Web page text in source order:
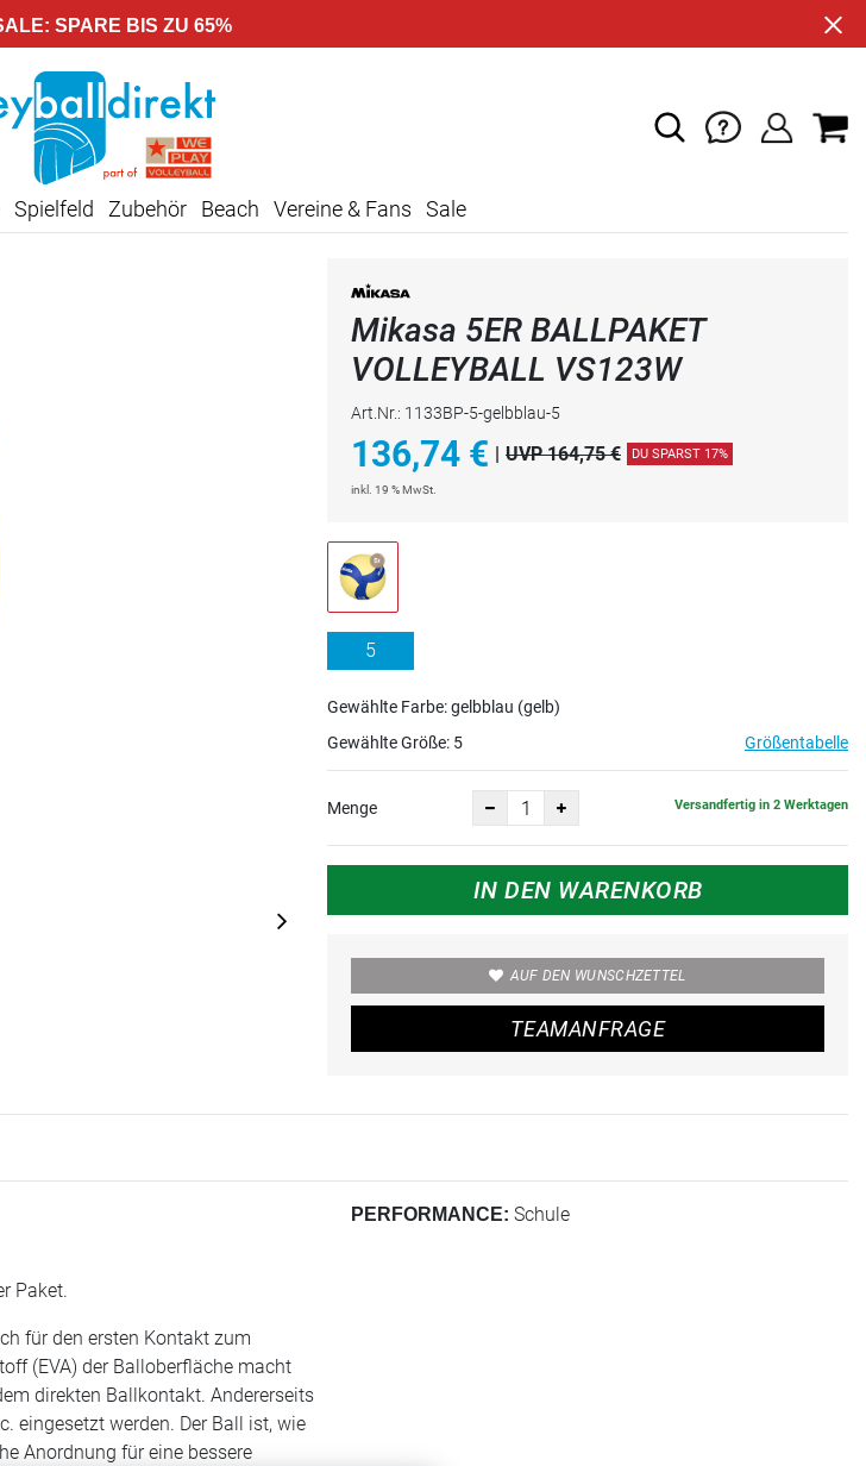
SPARE BIS ZU 65%
Spielfeld Zubehör Beach Vereine & Fans Sale
Mikasa 5ER BALLPAKET
VOLLEYBALL VS123W
Art.Nr.: 1133BP-5-gelbblau-5
136,74 € | UVP 164,75 € DU SPARST 17%
inkl. 19 % MwSt.
5
Gewählte Farbe: gelbblau (gelb)
Gewählte Größe: 5 Größentabelle
Menge Versandfertig in 2 Werktagen
IN DEN WARENKORB
AUF DEN WUNSCHZETTEL
TEAMANFRAGE
Paket.
für den ersten Kontakt zum
(EVA) der Balloberfläche macht
direkten Ballkontakt. Andererseits
eingesetzt werden. Der Ball ist, wie
Anordnung für eine bessere
PERFORMANCE: Schule